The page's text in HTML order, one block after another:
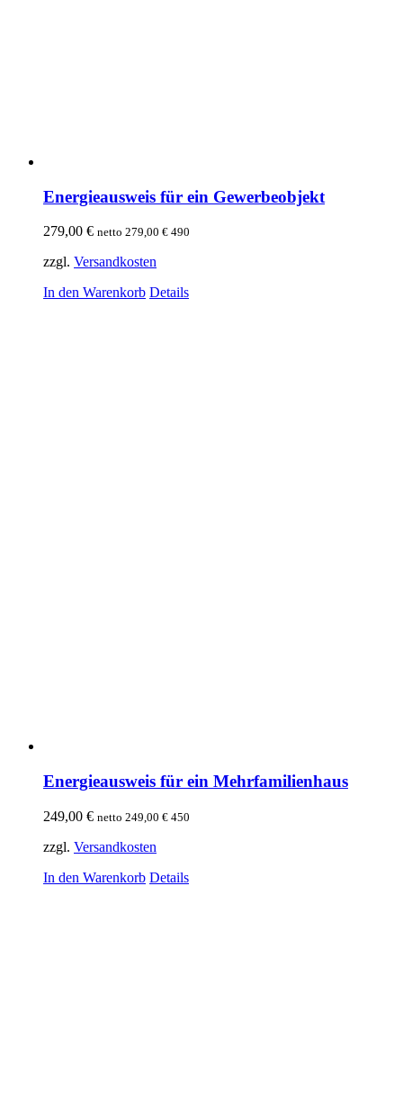
Energieausweis für ein Gewerbeobjekt
279,00 € netto 279,00 € 490
zzgl. Versandkosten
In den Warenkorb Details
Energieausweis für ein Mehrfamilienhaus
249,00 € netto 249,00 € 450
zzgl. Versandkosten
In den Warenkorb Details